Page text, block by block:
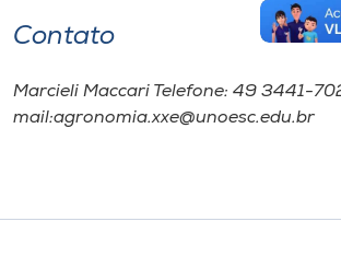
Contato
Marcieli Maccari Telefone: 49 3441-
mail:agronomia.xxe@unoesc.edu.br